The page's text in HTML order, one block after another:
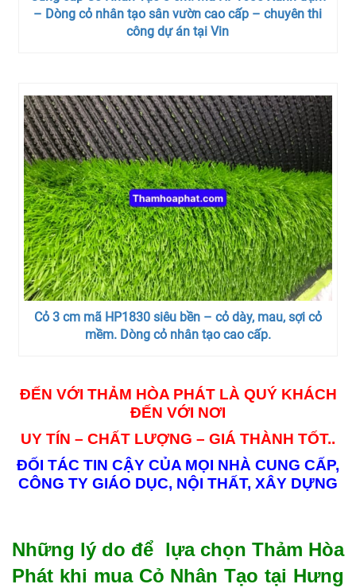
– Dòng cỏ nhân tạo sân vườn cao cấp – chuyên thi
công dự án tại Vin
Cỏ 3 cm mã HP1830 siêu bền – cỏ dày, mau, sợi cỏ
mềm. Dòng cỏ nhân tạo cao cấp.
ĐẾN VỚI THẢM HÒA PHÁT LÀ QUÝ KHÁCH
ĐẾN VỚI NƠI
UY TÍN – CHẤT LƯỢNG – GIÁ THÀNH TỐT..
ĐỐI TÁC TIN CẬY CỦA MỌI NHÀ CUNG CẤP,
CÔNG TY GIÁO DỤC, NỘI THẤT, XÂY DỰNG
Những lý do để lựa chọn Thảm Hòa
Phát khi mua Cỏ Nhân Tạo tại Hưng